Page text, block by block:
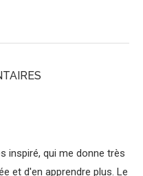
inspiré, qui me donne très
et d'en apprendre plus. Le